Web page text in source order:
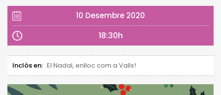
10 Desembre 2020
18:30h
Inclòs en: El Nadal, enlloc com a Valls!